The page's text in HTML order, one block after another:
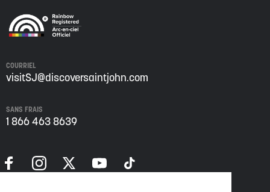
COURRIEL
visitSJ@discoversaintjohn.com
SANS FRAIS
1 866 463 8639